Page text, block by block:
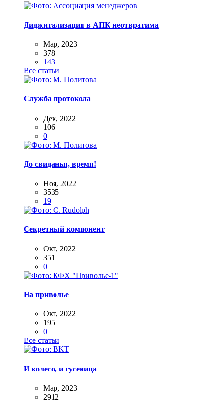
Диджитализация в АПК неотвратима
Мар, 2023
378
143
Все статьи
Служба протокола
Дек, 2022
106
0
До свиданья, время!
Ноя, 2022
3535
19
Секретный компонент
Окт, 2022
351
0
На приволье
Окт, 2022
195
0
Все статьи
И колесо, и гусеница
Мар, 2023
2912